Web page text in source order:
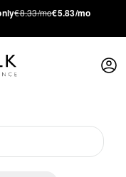
€8.33/mo€5.83/mo